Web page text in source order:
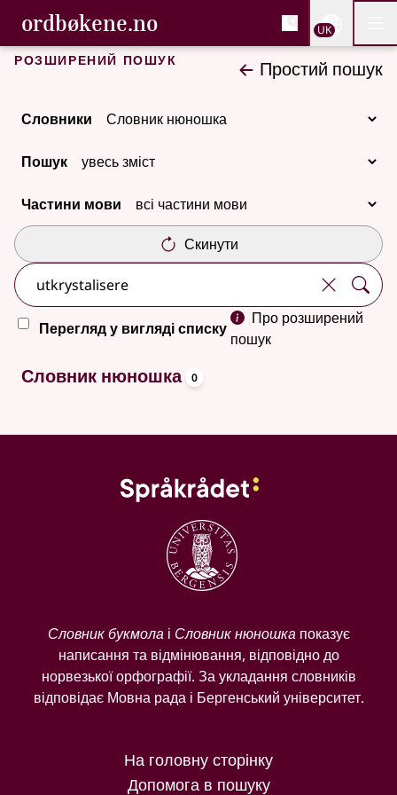
Перейти до основного вмісту
Доступність
ordbøkene.no, Cловник букмола та
Cловник букмола та Словник нюношка
UK
Розширений пошук Простий пошук
Словники
Пошук
Частини мови
Скинути
Перегляд у вигляді списку
Про розширений
пошук
Немає результатів
Словник нюношка 0
Словник букмолаі Словник нюношкапоказує
написання та відмінювання, відповідно до
норвезької орфографії. За укладання словників
відповідає Мовна рада і Бергенський університет.
На головну сторінку
Допомога в пошуку